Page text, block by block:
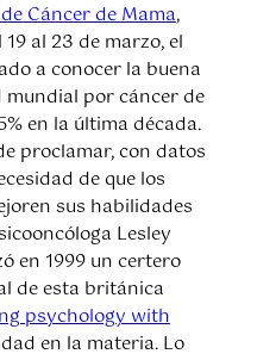
Cáncer de Mama,
al 23 de marzo, el
a conocer la buena
mundial por cáncer de
en la última década.
proclamar, con datos
de que los
sus habilidades
Lesley
en 1999 un certero
de esta británica
psychology with
en la materia. Lo